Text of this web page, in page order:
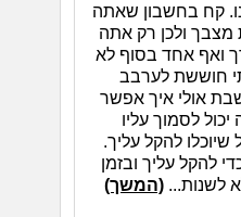
קח בחשבון שאתה
מצבך ולכן רק אתה
ואף אחד בסוף לא
חוששת לערבב
אולי איך אפשר
לסמוך עליו
שיוכלו להקל עליך.
אפילו שווה לשקול לרדת למשרה של 75% כדי להקל עליך ובזמן
לשנות... (המשך)